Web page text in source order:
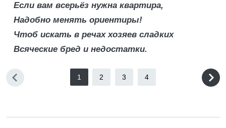
Если вам всерьёз нужна квартира,
Надобно менять ориентиры!
Чтоб искать в речах хозяев сладких
Всяческие бред и недостатки.
1 2 3 4